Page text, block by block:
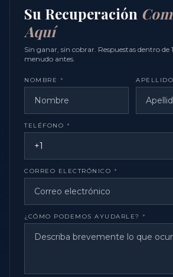
Su Recuperación
Aquí
Sin ganar, sin cobrar. Respuestas dentro
menudo antes.
NOMBRE * APELLIDO
TELÉFONO *
CORREO ELECTRÓNICO *
¿CÓMO PODEMOS AYUDARLE? *